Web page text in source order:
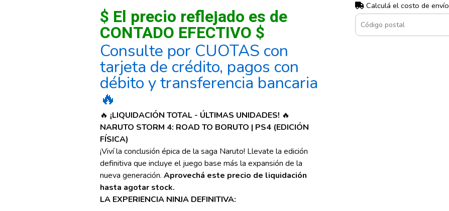
$ El precio reflejado es de
CONTADO EFECTIVO $
Consulte por CUOTAS con
tarjeta de crédito, pagos con
débito y transferencia bancaria
🔥
🔥 ¡LIQUIDACIÓN TOTAL - ÚLTIMAS UNIDADES! 🔥
NARUTO STORM 4: ROAD TO BORUTO | PS4 (EDICIÓN
FÍSICA)
¡Viví la conclusión épica de la saga Naruto! Llevate la edición
definitiva que incluye el juego base más la expansión de la
nueva generación. Aprovechá este precio de liquidación
hasta agotar stock.
LA EXPERIENCIA NINJA DEFINITIVA:
Calculá el costo de envío